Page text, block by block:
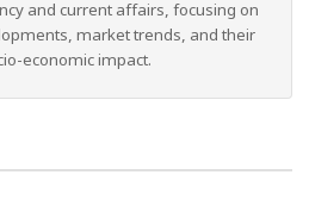
and current affairs, focusing on
market trends, and their
economic impact.